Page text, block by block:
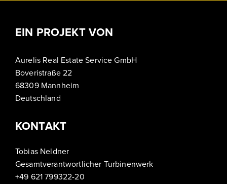
EIN PROJEKT VON
Aurelis Real Estate Service GmbH
Boveristraße 22
68309 Mannheim
Deutschland
KONTAKT
Tobias Neldner
Gesamtverantwortlicher Turbinenwerk
+49 621 799322-20